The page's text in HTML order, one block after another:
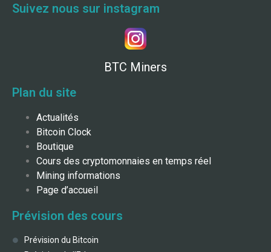
Suivez nous sur instagram
BTC Miners
Plan du site
Actualités
Bitcoin Clock
Boutique
Cours des cryptomonnaies en temps réel
Mining informations
Page d’accueil
Prévision des cours
Prévision du Bitcoin